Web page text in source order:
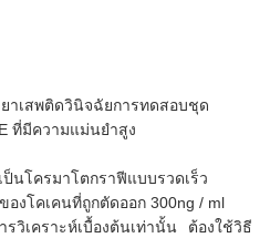
าเสพติดวินิจฉัยการทดสอบชุด
ที่มีความแม่นยำสูง
ป็นโครมาโตกราฟีแบบรวดเร็ว
งโคเคนที่ถูกตัดออก 300ng / ml
วิเคราะห์เบื้องต้นเท่านั้น ต้องใช้วิธี